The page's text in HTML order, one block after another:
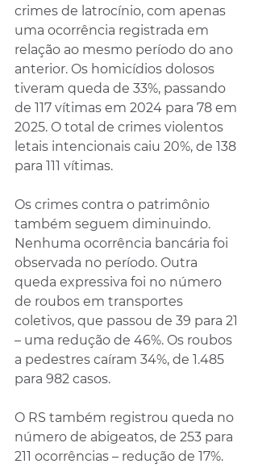
crimes de latrocínio, com apenas
uma ocorrência registrada em
relação ao mesmo período do ano
anterior. Os homicídios dolosos
tiveram queda de 33%, passando
de 117 vítimas em 2024 para 78 em
2025. O total de crimes violentos
letais intencionais caiu 20%, de 138
para 111 vítimas.
Os crimes contra o patrimônio
também seguem diminuindo.
Nenhuma ocorrência bancária foi
observada no período. Outra
queda expressiva foi no número
de roubos em transportes
coletivos, que passou de 39 para 21
– uma redução de 46%. Os roubos
a pedestres caíram 34%, de 1.485
para 982 casos.
O RS também registrou queda no
número de abigeatos, de 253 para
211 ocorrências – redução de 17%.